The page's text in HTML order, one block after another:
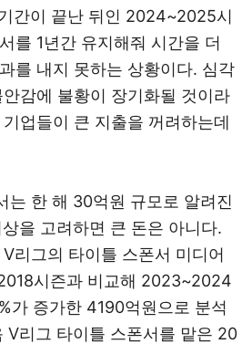
간이 끝난 뒤인 2024~2025시
를 1년간 유지해줘 시간을 더
를 내지 못하는 상황이다. 심각
감에 불황이 장기화될 것이라
업들이 큰 지출을 꺼려하는데
는 한 해 30억원 규모로 알려진
을 고려하면 큰 돈은 아니다.
리그의 타이틀 스폰서 미디어
시즌과 비교해 2023~2024
가 증가한 4190억원으로 분석
V리그 타이틀 스폰서를 맡은 20